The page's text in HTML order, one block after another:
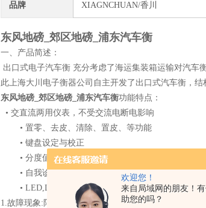
欢迎您！
来自局域网的朋友！
助您的吗？
品牌 XIAGNCHUAN/香川
东风地磅_郊区地磅_浦东汽车衡
一、产品简述：
出口式电子汽车衡 充分考虑了海运集装箱运输对汽车
此上海大川电子衡器公司自主开发了出口式汽车衡，
东风地磅_郊区地磅_浦东汽车衡功能特点：
• 交直流两用仪表，不受交流电断电影响
• 置零、去皮、清除、置皮、等功能
• 键盘设定与校正
• 分度值自动切换：显示精度更高
• 自我诊断功能：多种错误信息提示及告警
• LED,LCD两种显示模式可选
1.故障现象:阿勒泰地区青河县焦炭厂一台30t电子汽车